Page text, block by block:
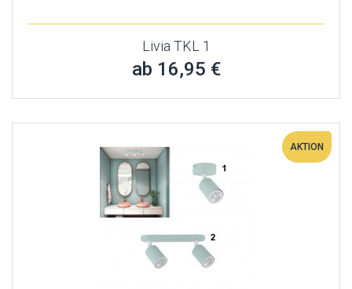
Livia TKL 1
ab 16,95 €
AKTION